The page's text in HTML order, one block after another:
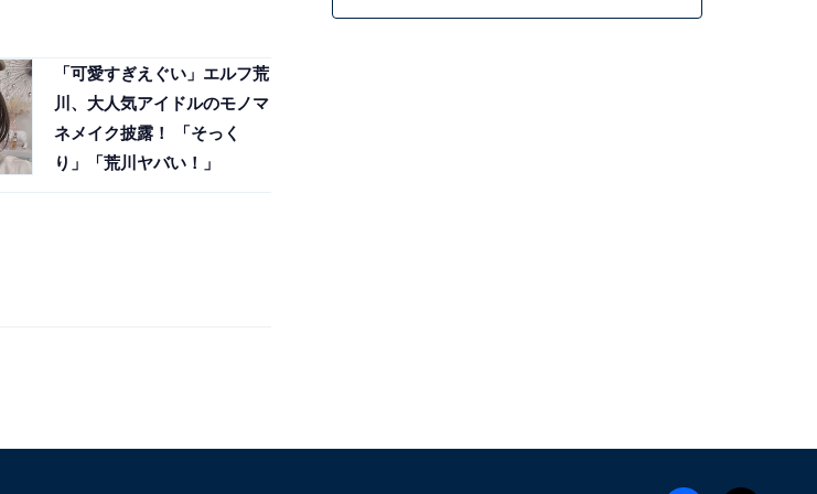
「可愛すぎえぐい」エルフ荒
川、大人気アイドルのモノマ
ネメイク披露！ 「そっく
り」「荒川ヤバい！」